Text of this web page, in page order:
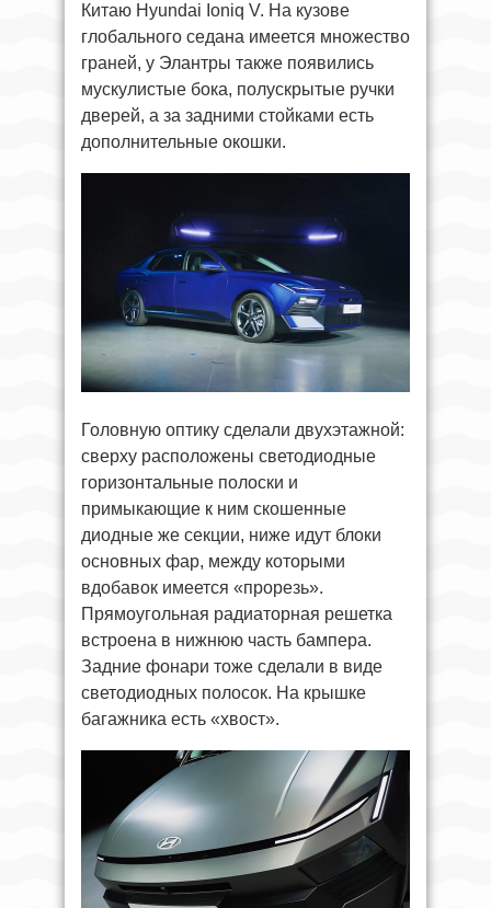
Китаю Hyundai Ioniq V. На кузове
глобального седана имеется множество
граней, у Элантры также появились
мускулистые бока, полускрытые ручки
дверей, а за задними стойками есть
дополнительные окошки.
Головную оптику сделали двухэтажной:
сверху расположены светодиодные
горизонтальные полоски и
примыкающие к ним скошенные
диодные же секции, ниже идут блоки
основных фар, между которыми
вдобавок имеется «прорезь».
Прямоугольная радиаторная решетка
встроена в нижнюю часть бампера.
Задние фонари тоже сделали в виде
светодиодных полосок. На крышке
багажника есть «хвост».